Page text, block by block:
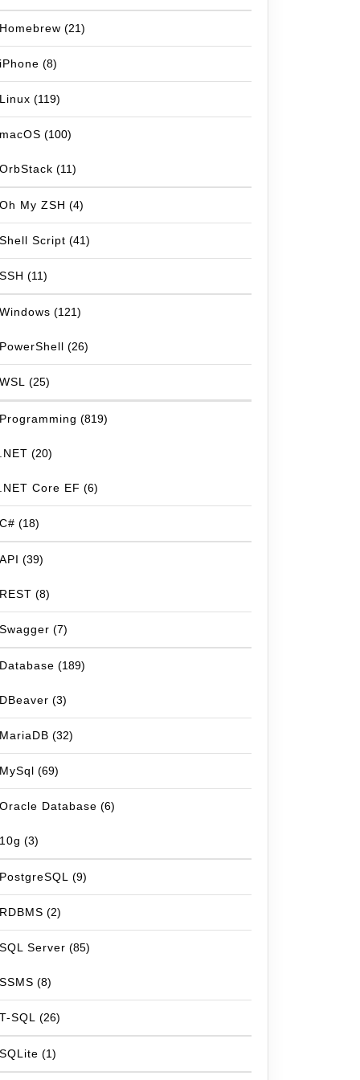
Homebrew (21)
iPhone (8)
Linux (119)
macOS (100)
OrbStack (11)
Oh My ZSH (4)
Shell Script (41)
SSH (11)
Windows (121)
PowerShell (26)
WSL (25)
Programming (819)
.NET (20)
.NET Core EF (6)
C# (18)
API (39)
REST (8)
Swagger (7)
Database (189)
DBeaver (3)
MariaDB (32)
MySql (69)
Oracle Database (6)
10g (3)
PostgreSQL (9)
RDBMS (2)
SQL Server (85)
SSMS (8)
T-SQL (26)
SQLite (1)